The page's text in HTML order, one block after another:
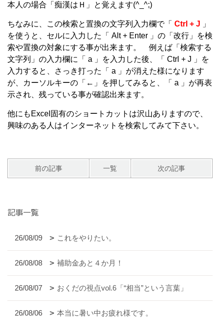
本人の場合「痴漢はＨ」と覚えます(^_^;)
ちなみに、この検索と置換の文字列入力欄で「 Ctrl + J 」
を使うと、セルに入力した「 Alt + Enter 」の「改行」を検
索や置換の対象にする事が出来ます。 例えば「検索する
文字列」の入力欄に「 a 」を入力した後、「 Ctrl + J 」を
入力すると、さっき打った「 a 」が消えた様になります
が、カーソルキーの「←」を押してみると、「 a 」が再表
示され、残っている事が確認出来ます。
他にもExcel固有のショートカットは沢山ありますので、
興味のある人はインターネットを検索してみて下さい。
前の記事 一覧 次の記事
記事一覧
26/08/09 これをやりたい。
26/08/08 補助金あと４か月！
26/08/07 おくだの視点vol.6「“相当”という言葉」
26/08/06 本当に暑い中お疲れ様です。